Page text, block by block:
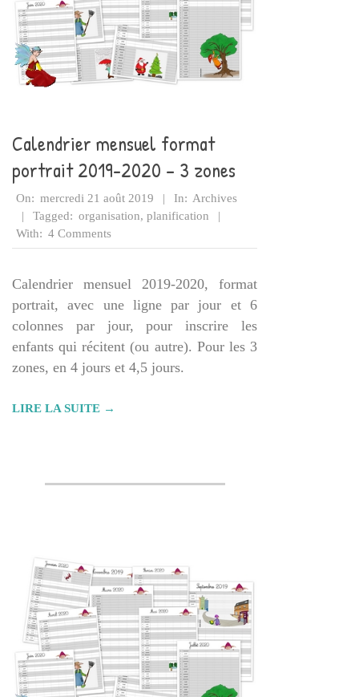
Calendrier mensuel format
portrait 2019-2020 – 3 zones
2019-
08-
21
On: mercredi 21 août 2019 In: Archives
Tagged: organisation, planification
With: 4 Comments
Calendrier mensuel 2019-2020, format
portrait, avec une ligne par jour et 6
colonnes par jour, pour inscrire les
enfants qui récitent (ou autre). Pour les 3
zones, en 4 jours et 4,5 jours.
LIRE LA SUITE →